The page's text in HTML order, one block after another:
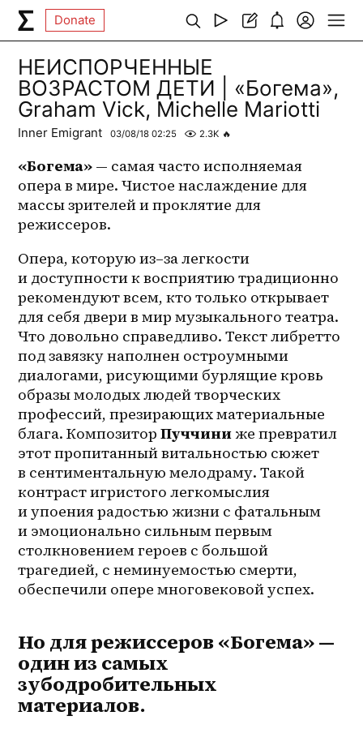
Donate
НЕИСПОРЧЕННЫЕ
ВОЗРАСТОМ ДЕТИ | «Богема»,
Graham Vick, Michelle Mariotti
Inner Emigrant 03/08/18 02:25 2.3K 🔥
«Богема» — самая часто исполняемая
опера в мире. Чистое наслаждение для
массы зрителей и проклятие для
режиссеров.
Опера, которую из–за легкости
и доступности к восприятию традиционно
рекомендуют всем, кто только открывает
для себя двери в мир музыкального театра.
Что довольно справедливо. Текст либретто
под завязку наполнен остроумными
диалогами, рисующими бурлящие кровь
образы молодых людей творческих
профессий, презирающих материальные
блага. Композитор Пуччини же превратил
этот пропитанный витальностью сюжет
в сентиментальную мелодраму. Такой
контраст игристого легкомыслия
и упоения радостью жизни с фатальным
и эмоционально сильным первым
столкновением героев с большой
трагедией, с неминуемостью смерти,
обеспечили опере многовековой успех.
Но для режиссеров «Богема» —
один из самых
зубодробительных
материалов.